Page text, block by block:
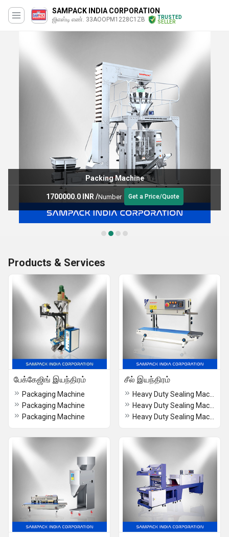
SAMPACK INDIA CORPORATION
ஜிஎஸ்டி எண். 33AOOPM1228C1ZB
TRUSTED
SELLER
Packing Machine
1700000.0 INR /Number Get a Price/Quote
Products & Services
பேக்கேஜிங் இயந்திரம்
Packaging Machine
Packaging Machine
Packaging Machine
சீல் இயந்திரம்